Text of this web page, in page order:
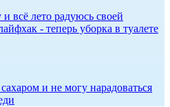
всё лето радуюсь своей
- теперь уборка в туалете
и не могу нарадоваться